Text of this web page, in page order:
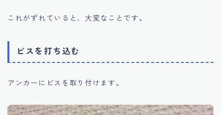
これがずれていると、大変なことです。
ビスを打ち込む
アンカーにビスを取り付けます。